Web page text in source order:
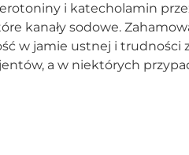
i katecholamin
kanały sodowe.
w jamie ustnej i trudności
a w niektórych